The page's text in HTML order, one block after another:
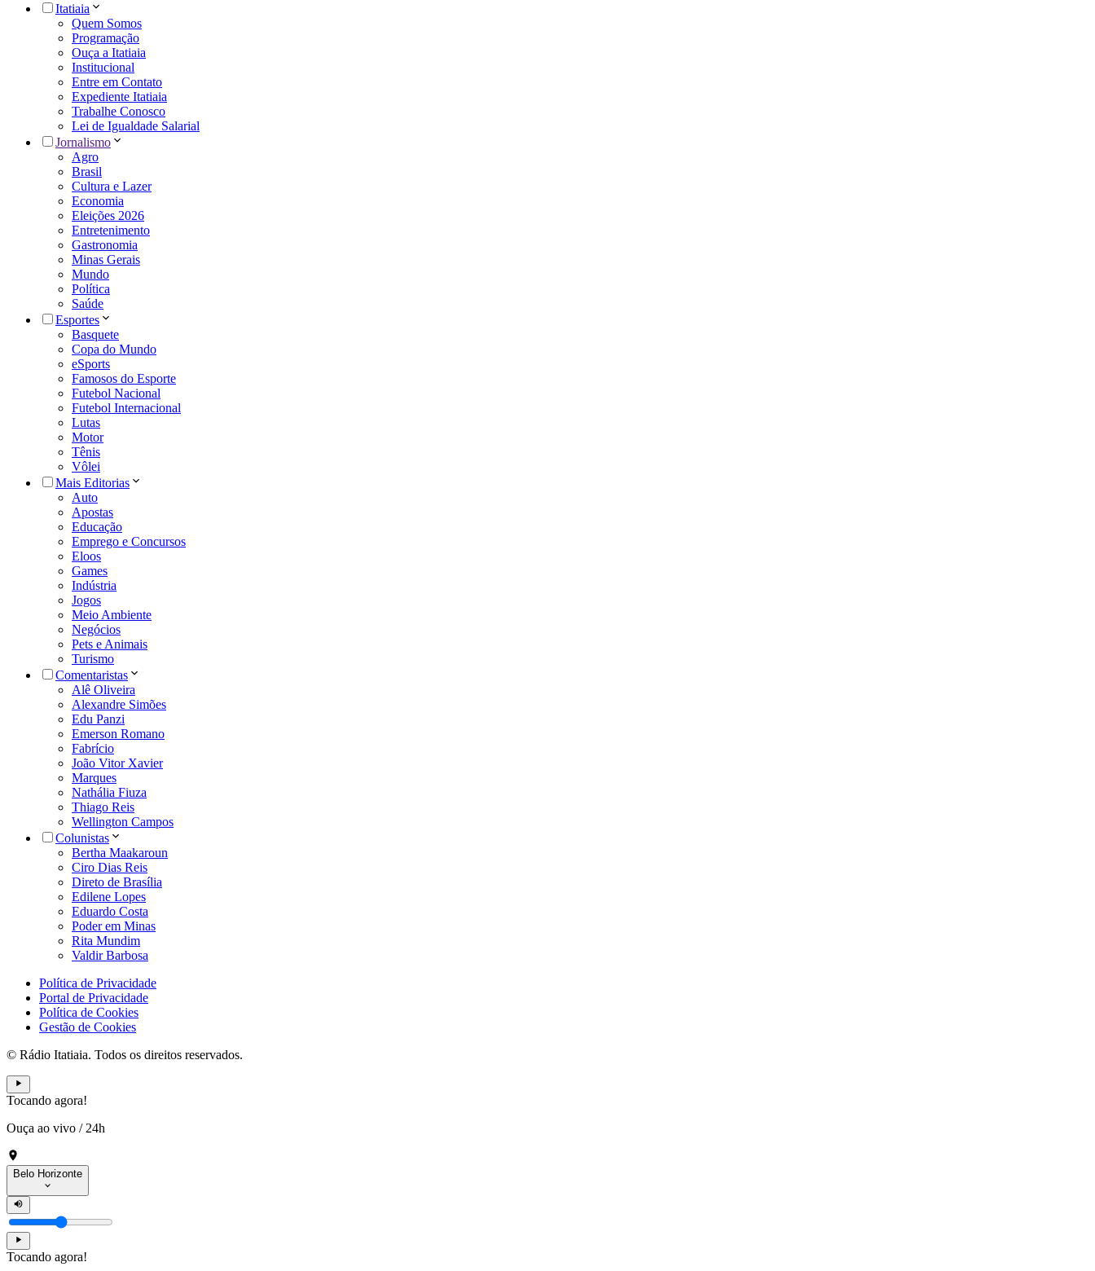
Itatiaia
Quem Somos
Programação
Ouça a Itatiaia
Institucional
Entre em Contato
Expediente Itatiaia
Trabalhe Conosco
Lei de Igualdade Salarial
Jornalismo
Agro
Brasil
Cultura e Lazer
Economia
Eleições 2026
Entretenimento
Gastronomia
Minas Gerais
Mundo
Política
Saúde
Esportes
Basquete
Copa do Mundo
eSports
Famosos do Esporte
Futebol Nacional
Futebol Internacional
Lutas
Motor
Tênis
Vôlei
Mais Editorias
Auto
Apostas
Educação
Emprego e Concursos
Eloos
Games
Indústria
Jogos
Meio Ambiente
Negócios
Pets e Animais
Turismo
Comentaristas
Alê Oliveira
Alexandre Simões
Edu Panzi
Emerson Romano
Fabrício
João Vitor Xavier
Marques
Nathália Fiuza
Thiago Reis
Wellington Campos
Colunistas
Bertha Maakaroun
Ciro Dias Reis
Direto de Brasília
Edilene Lopes
Eduardo Costa
Poder em Minas
Rita Mundim
Valdir Barbosa
Política de Privacidade
Portal de Privacidade
Política de Cookies
Gestão de Cookies
© Rádio Itatiaia. Todos os direitos reservados.
Tocando agora!
Ouça ao vivo / 24h
Belo Horizonte
Tocando agora!